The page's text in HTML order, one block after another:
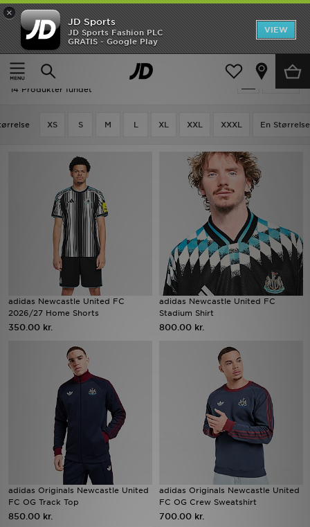
×
JD Sports
JD Sports Fashion PLC
GRATIS - Google Play
VIEW
Hjem
Football - Newcastle United
Football - Newcastle United
14 Produkter fundet
XS S M L XL XXL XXXL En Størrelse
adidas Newcastle United FC
2026/27 Home Shorts
350.00 kr.
adidas Newcastle United FC
Stadium Shirt
800.00 kr.
adidas Originals Newcastle United
FC OG Track Top
850.00 kr.
adidas Originals Newcastle United
FC OG Crew Sweatshirt
700.00 kr.
Hjem
Udsalg
Nyheder
Bestsellers
Sport
Mine beskeder
Hjælp & information